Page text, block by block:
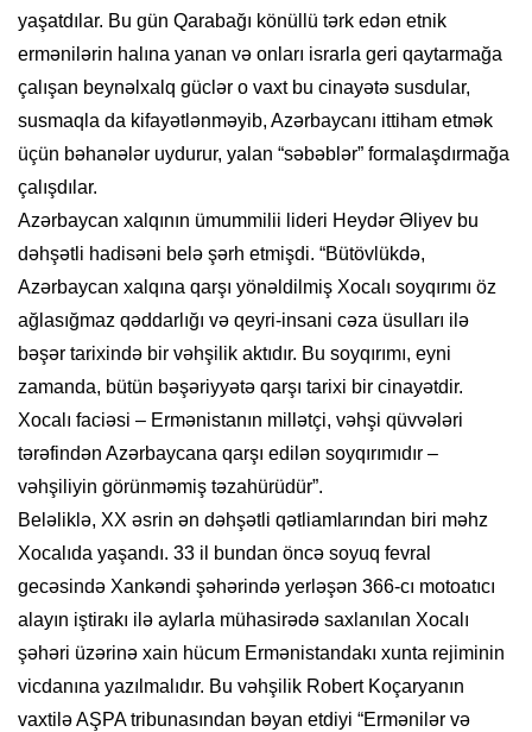
yaşatdılar. Bu gün Qarabağı könüllü tərk edən etnik
ermənilərin halına yanan və onları israrla geri qaytarmağa
çalışan beynəlxalq güclər o vaxt bu cinayətə susdular,
susmaqla da kifayətlənməyib, Azərbaycanı ittiham etmək
üçün bəhanələr uydurur, yalan “səbəblər” formalaşdırmağa
çalışdılar.
Azərbaycan xalqının ümummilii lideri Heydər Əliyev bu
dəhşətli hadisəni belə şərh etmişdi. “Bütövlükdə,
Azərbaycan xalqına qarşı yönəldilmiş Xocalı soyqırımı öz
ağlasığmaz qəddarlığı və qeyri-insani cəza üsulları ilə
bəşər tarixində bir vəhşilik aktıdır. Bu soyqırımı, eyni
zamanda, bütün bəşəriyyətə qarşı tarixi bir cinayətdir.
Xocalı faciəsi – Ermənistanın millətçi, vəhşi qüvvələri
tərəfindən Azərbaycana qarşı edilən soyqırımıdır –
vəhşiliyin görünməmiş təzahürüdür”.
Beləliklə, XX əsrin ən dəhşətli qətliamlarından biri məhz
Xocalıda yaşandı. 33 il bundan öncə soyuq fevral
gecəsində Xankəndi şəhərində yerləşən 366-cı motoatıcı
alayın iştirakı ilə aylarla mühasirədə saxlanılan Xocalı
şəhəri üzərinə xain hücum Ermənistandakı xunta rejiminin
vicdanına yazılmalıdır. Bu vəhşilik Robert Koçaryanın
vaxtilə AŞPA tribunasından bəyan etdiyi “Ermənilər və